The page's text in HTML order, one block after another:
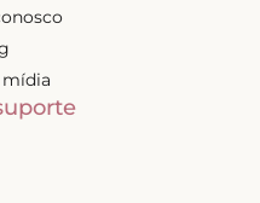
mídia